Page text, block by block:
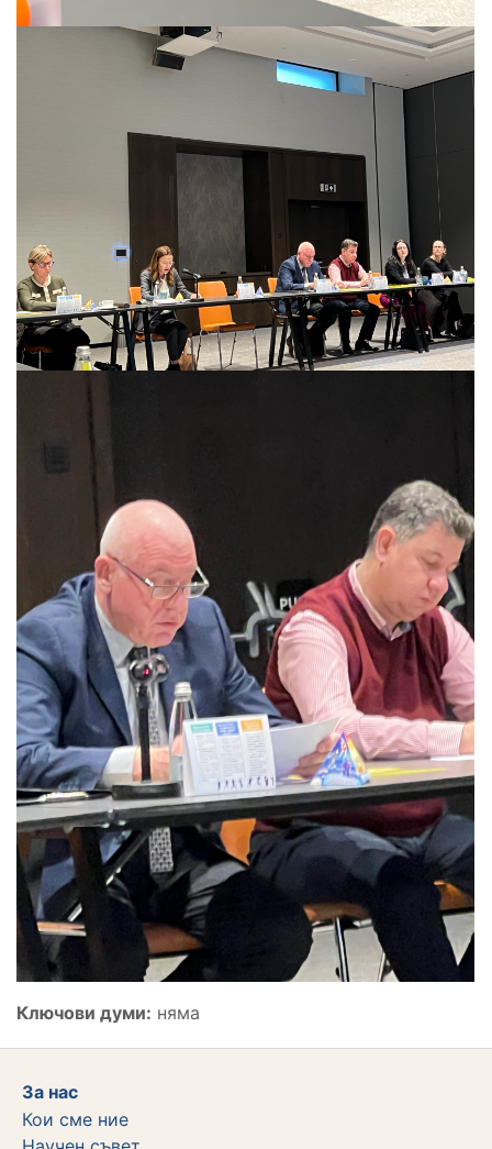
Ключови думи: няма
За нас
Кои сме ние